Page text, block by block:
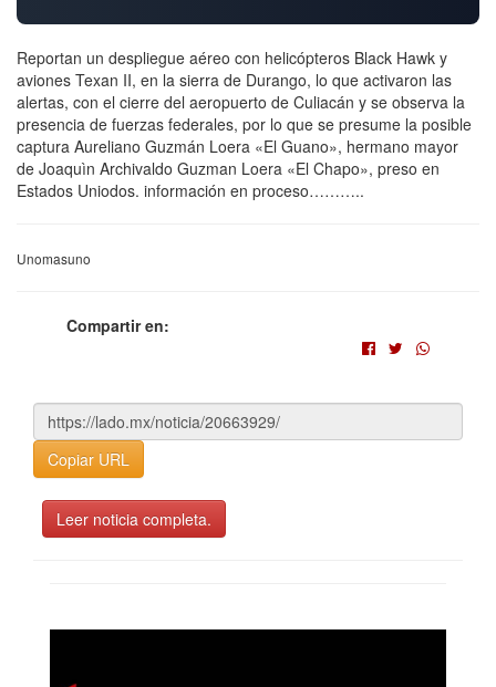
Reportan un despliegue aéreo con helicópteros Black Hawk y
aviones Texan II, en la sierra de Durango, lo que activaron las
alertas, con el cierre del aeropuerto de Culiacán y se observa la
presencia de fuerzas federales, por lo que se presume la posible
captura Aureliano Guzmán Loera «El Guano», hermano mayor
de Joaquìn Archivaldo Guzman Loera «El Chapo», preso en
Estados Uniodos. información en proceso………..
Unomasuno
Compartir en:
Copiar URL
Leer noticia completa.